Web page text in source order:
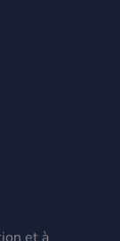
et à